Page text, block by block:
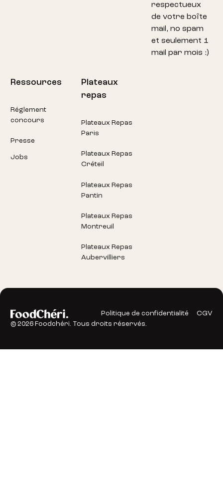
respectueux
de votre boîte
mail, no spam
et seulement 1
mail par mois :)
Ressources
Réglement
concours
Presse
Jobs
Plateaux
repas
Plateaux Repas
Paris
Plateaux Repas
Créteil
Plateaux Repas
Pantin
Plateaux Repas
Montreuil
Plateaux Repas
Aubervilliers
Politique de confidentialité
CGV
©2026 Foodchéri. Tous droits réservés.